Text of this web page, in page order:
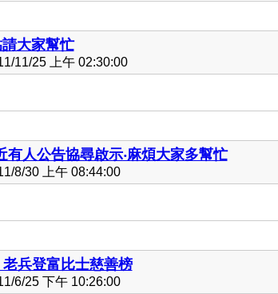
大家幫忙
11/25 上午 02:30:00
有人公告協尋啟示‧麻煩大家多幫忙
8/30 上午 08:44:00
兵登富比士慈善榜
6/25 下午 10:26:00